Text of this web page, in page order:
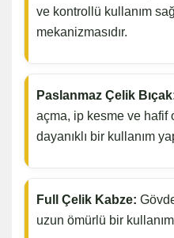
ve kontrollü kullanım
mekanizmasıdır.
Paslanmaz Çelik
açma, ip kesme ve hafif
dayanıklı bir kullanım
Full Çelik Kabze:
uzun ömürlü bir